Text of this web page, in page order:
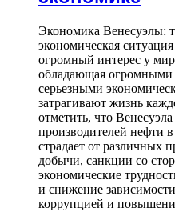
Экономика Венесуэлы:
экономическая
огромный интерес у
обладающая огромными
серьезными
затрагивают жизнь
отметить, что
производителей нефти
страдает от различных
добычи, санкции со
экономические
и снижение
коррупцией и